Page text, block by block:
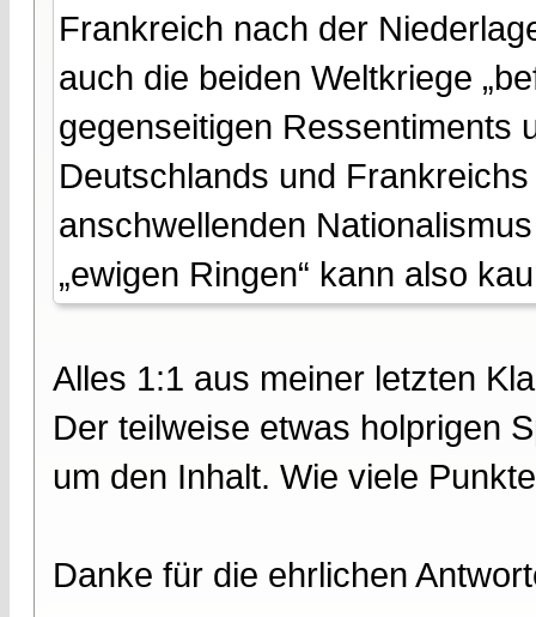
Frankreich nach der
auch die beiden Weltkriege
gegenseitigen Ressentiments
Deutschlands und
anschwellenden
„ewigen Ringen“ kann also
Alles 1:1 aus meiner letzten
Der teilweise etwas holprigen
um den Inhalt. Wie viele
Danke für die ehrlichen